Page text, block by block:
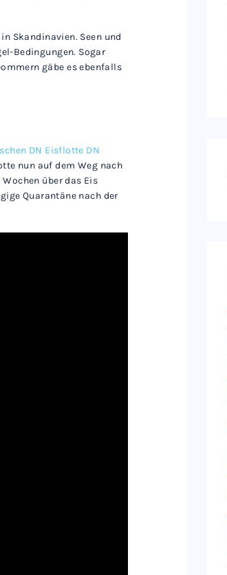
Skandinavien. Seen und
Bedingungen. Sogar
gäbe es ebenfalls
DN Eisflotte DN
nun auf dem Weg nach
über das Eis
Quarantäne nach der